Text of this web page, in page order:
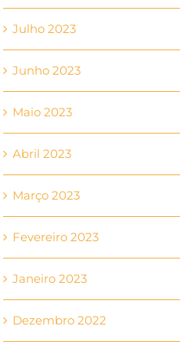
Julho 2023
Junho 2023
Maio 2023
Abril 2023
Março 2023
Fevereiro 2023
Janeiro 2023
Dezembro 2022